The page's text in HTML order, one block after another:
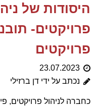
היסודות של
פרויקטים-
פרויקטים
23.07.2023
נכתב על ידי דן ברזילי
כחברה לניהול פרויקטים,